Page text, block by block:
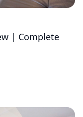
| Complete